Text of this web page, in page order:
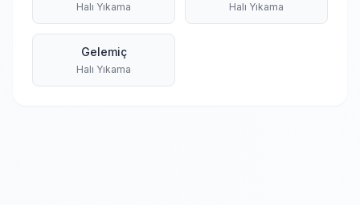
Halı Yıkama Halı Yıkama
Gelemiç
Halı Yıkama